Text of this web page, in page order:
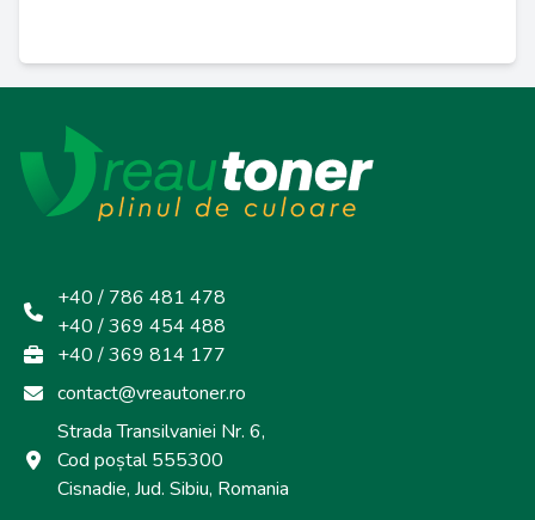
+40 / 786 481 478
+40 / 369 454 488
+40 / 369 814 177
contact@vreautoner.ro
Strada Transilvaniei Nr. 6,
Cod poștal 555300
Cisnadie, Jud. Sibiu, Romania